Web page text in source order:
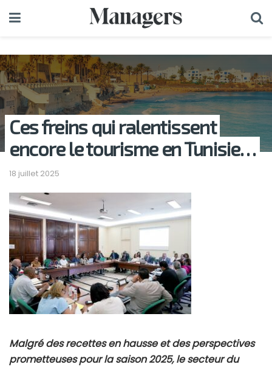
Ces freins qui ralentissent
encore le tourisme en Tunisie…
18 juillet 2025
Malgré des recettes en hausse et des perspectives
prometteuses pour la saison 2025, le secteur du